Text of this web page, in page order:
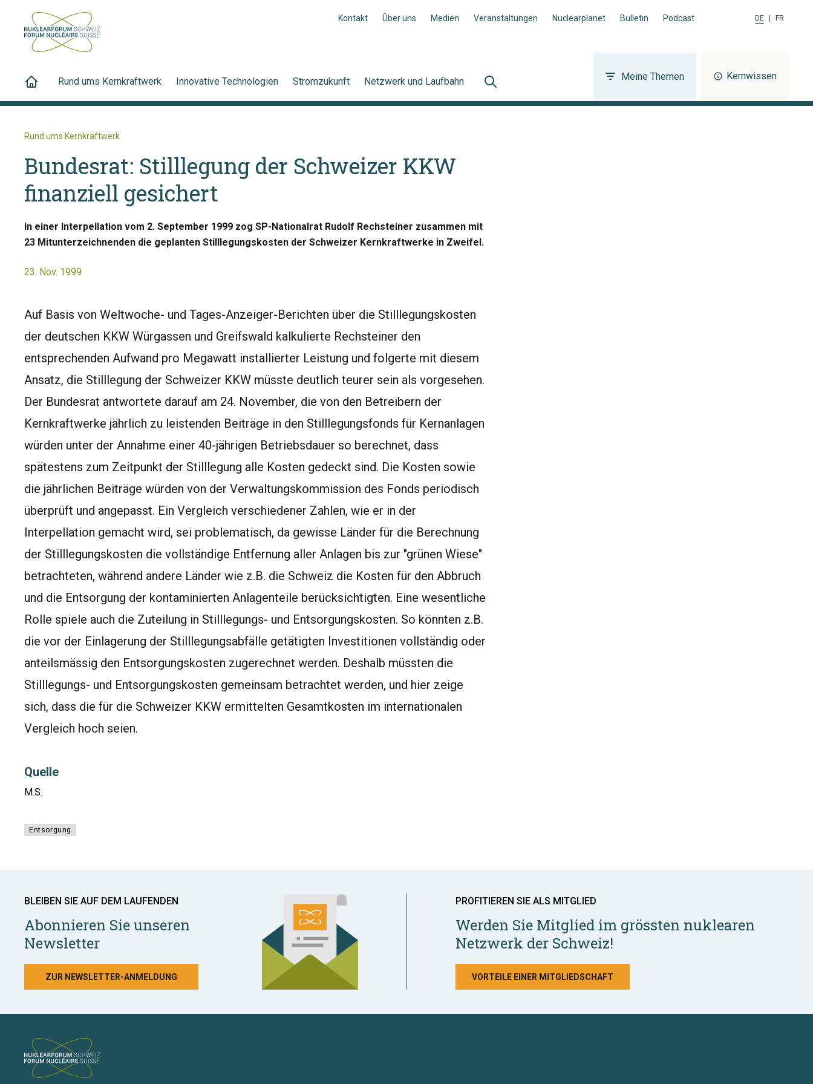
Kontakt Über uns Medien Veranstaltungen Nuclearplanet Bulletin Podcast DE FR
Rund ums Kernkraftwerk Innovative Technologien Stromzukunft Netzwerk und Laufbahn Meine Themen Kernwissen
Rund ums Kernkraftwerk
Bundesrat: Stilllegung der Schweizer KKW
finanziell gesichert
In einer Interpellation vom 2. September 1999 zog SP-Nationalrat Rudolf Rechsteiner zusammen mit
23 Mitunterzeichnenden die geplanten Stilllegungskosten der Schweizer Kernkraftwerke in Zweifel.
23. Nov. 1999
Auf Basis von Weltwoche- und Tages-Anzeiger-Berichten über die Stilllegungskosten
der deutschen KKW Würgassen und Greifswald kalkulierte Rechsteiner den
entsprechenden Aufwand pro Megawatt installierter Leistung und folgerte mit diesem
Ansatz, die Stilllegung der Schweizer KKW müsste deutlich teurer sein als vorgesehen.
Der Bundesrat antwortete darauf am 24. November, die von den Betreibern der
Kernkraftwerke jährlich zu leistenden Beiträge in den Stilllegungsfonds für Kernanlagen
würden unter der Annahme einer 40-jährigen Betriebsdauer so berechnet, dass
spätestens zum Zeitpunkt der Stilllegung alle Kosten gedeckt sind. Die Kosten sowie
die jährlichen Beiträge würden von der Verwaltungskommission des Fonds periodisch
überprüft und angepasst. Ein Vergleich verschiedener Zahlen, wie er in der
Interpellation gemacht wird, sei problematisch, da gewisse Länder für die Berechnung
der Stilllegungskosten die vollständige Entfernung aller Anlagen bis zur "grünen Wiese"
betrachteten, während andere Länder wie z.B. die Schweiz die Kosten für den Abbruch
und die Entsorgung der kontaminierten Anlagenteile berücksichtigten. Eine wesentliche
Rolle spiele auch die Zuteilung in Stilllegungs- und Entsorgungskosten. So könnten z.B.
die vor der Einlagerung der Stilllegungsabfälle getätigten Investitionen vollständig oder
anteilsmässig den Entsorgungskosten zugerechnet werden. Deshalb müssten die
Stilllegungs- und Entsorgungskosten gemeinsam betrachtet werden, und hier zeige
sich, dass die für die Schweizer KKW ermittelten Gesamtkosten im internationalen
Vergleich hoch seien.
Quelle
M.S.
Entsorgung
BLEIBEN SIE AUF DEM LAUFENDEN
Abonnieren Sie unseren
Newsletter
ZUR NEWSLETTER-ANMELDUNG
PROFITIEREN SIE ALS MITGLIED
Werden Sie Mitglied im grössten nuklearen
Netzwerk der Schweiz!
VORTEILE EINER MITGLIEDSCHAFT